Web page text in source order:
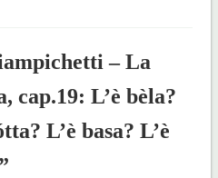
– La
cap.19: L’è bèla?
L’è basa? L’è